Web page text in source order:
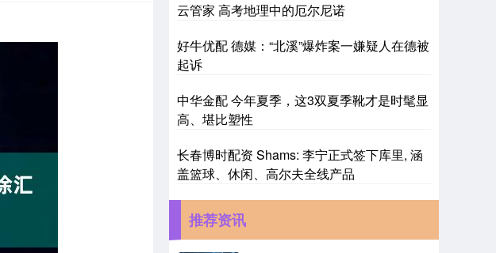
云管家 高考地理中的厄尔尼诺
好牛优配 德媒：“北溪”爆炸案一嫌疑人在德被
起诉
中华金配 今年夏季，这3双夏季靴才是时髦显
高、堪比塑性
长春博时配资 Shams: 李宁正式签下库里, 涵
盖篮球、休闲、高尔夫全线产品
推荐资讯